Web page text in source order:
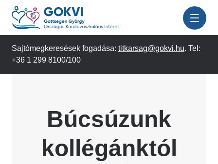
Ugrás
tartalomra
Sajtómegkeresések fogadása: titkarsag@gokvi.hu. Tel:
+36 1 299 8100/100
Búcsúzunk
kollégánktól